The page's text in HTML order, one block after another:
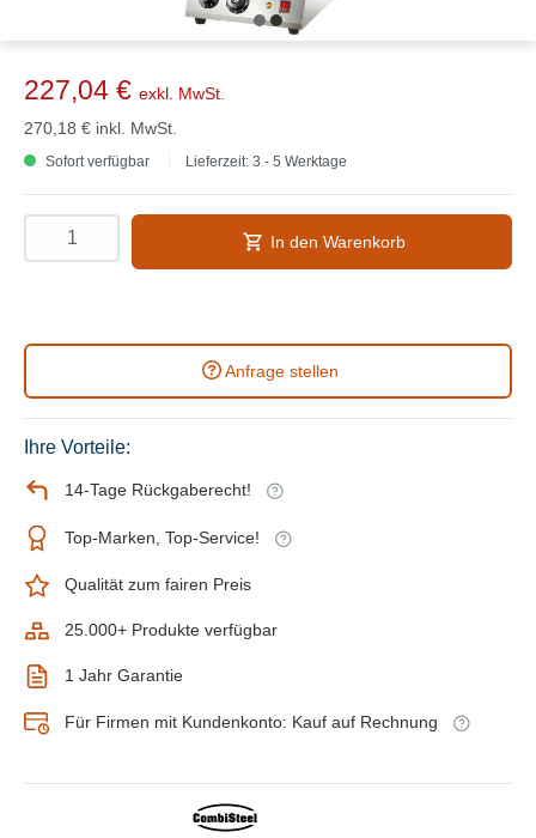
227,04 € exkl. MwSt.
270,18 € inkl. MwSt.
Sofort verfügbar Lieferzeit: 3 - 5 Werktage
In den Warenkorb
Anfrage stellen
Ihre Vorteile:
14-Tage Rückgaberecht!
Top-Marken, Top-Service!
Qualität zum fairen Preis
25.000+ Produkte verfügbar
1 Jahr Garantie
Für Firmen mit Kundenkonto: Kauf auf Rechnung